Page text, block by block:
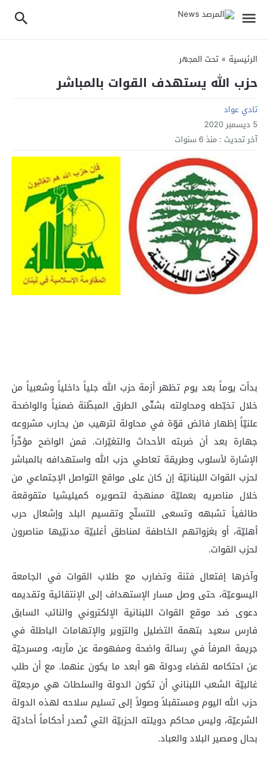
الرئيسية » تحت المجهر
حزب الله يستهدف القوات بالمباشر
تادي عواد
5 ديسمبر 2020
آخر تحديث : منذ 6 سنوات
بدأت يوماً بعد يوم تظهر أزمة حزب الله جلياً داخلياً وشعبياً من
خلال تخبّطه ومحاولته بشتّى الطرق المبطّنة ضمنياً والواضحة
علنيّاً إظهار فائض قوّة في محاولة لترهيب من يحارب مشروعه
جهارة بعد أن ضربته الأحداث والتغيّرات. فمن الواضح مؤخّراً
الإشارة لأسلوب وطريقة تعاطي حزب الله واستهدافه بالمباشر
لحزب القوات اللبنانيّة إن كان على مواقع التواصل الإجتماعي من
خلال مناصريه بعمليّة ممنهجة لتصويره كميليشيا متقوقعة
طائفياً تشبهه وتسعى للتسلّح وتقسيم البلد وإشعال حرب
أهليّة، أو بغزواتهم الخاطفة لمناطق أغلبيّة مدنيّيها مناصرون
لحزب القوات.
وآخرها إفتعال فتنة وتضارب مع طلاب القوات في الجامعة
اليسوعيّة، حتى وصل مسار الإستهداف إلى الإنتقائية وتقديمه
دعوى ضد موقع القوات اللبنانية الإلكتروني والنائب السابق
فارس سعيد بتهمة التضليل والتزوير والإتهامات الباطلة في
جريمة المرفأ في رسالة واضحة ومفهومة عن مآربه، ومسرحيّة
عن احتكامه لقضاء ودولة هو أبعد ما يكون عنهما. مع أن طلب
غالبيّة الشعب اللبناني أن تكون الدولة والسلطات هي مرجعيّة
حزب الله اليوم ومستقبلاً وصولاً إلى تسليم سلاحه لهذه الدولة
الشرعيّة، وليس محاكم دويلته الحزبيّة التي تُصدر أحكاماً أحاديّة
بحال ومصير البلاد والعباد.